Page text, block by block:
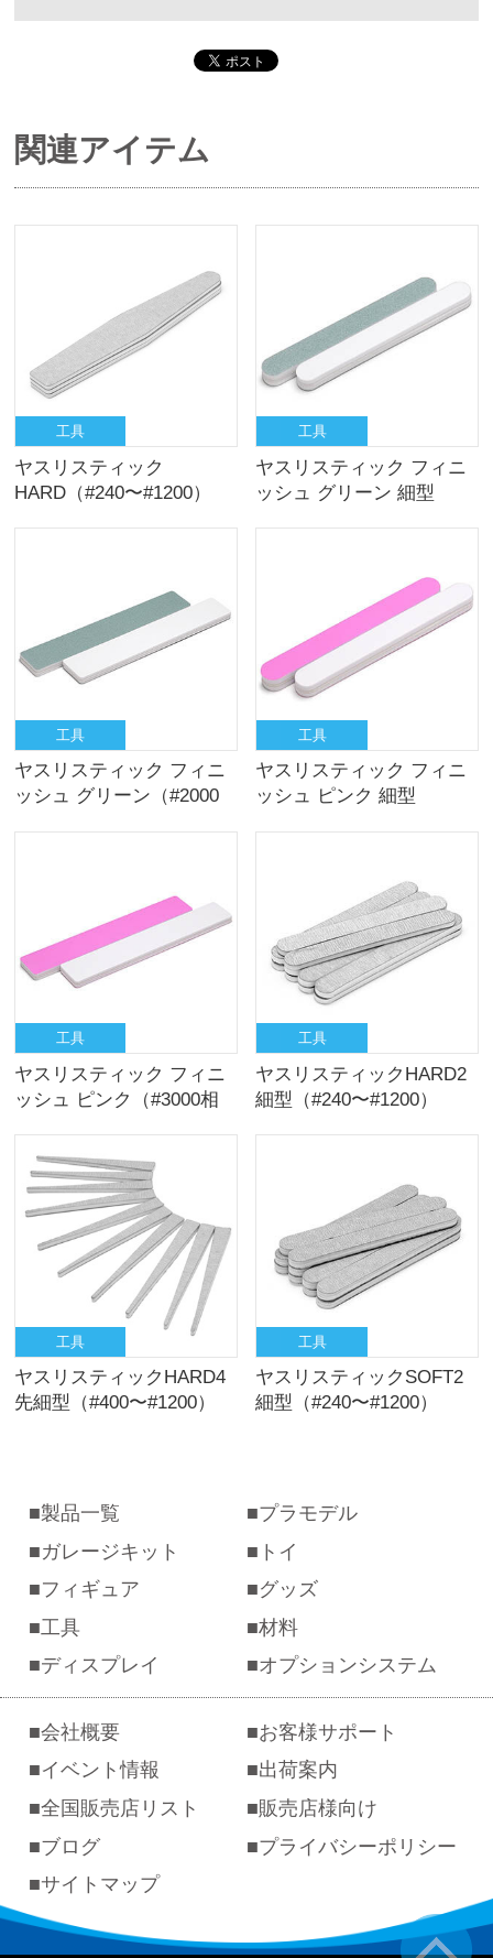
関連アイテム
工具
ヤスリスティック
HARD（#240〜#1200）
工具
ヤスリスティック フィニ
ッシュ グリーン 細型
工具
ヤスリスティック フィニ
ッシュ グリーン（#2000
工具
ヤスリスティック フィニ
ッシュ ピンク 細型
工具
ヤスリスティック フィニ
ッシュ ピンク（#3000相
工具
ヤスリスティックHARD2
細型（#240〜#1200）
工具
ヤスリスティックHARD4
先細型（#400〜#1200）
工具
ヤスリスティックSOFT2
細型（#240〜#1200）
製品一覧
プラモデル
ガレージキット
トイ
フィギュア
グッズ
工具
材料
ディスプレイ
オプションシステム
会社概要
お客様サポート
イベント情報
出荷案内
全国販売店リスト
販売店様向け
ブログ
プライバシーポリシー
サイトマップ